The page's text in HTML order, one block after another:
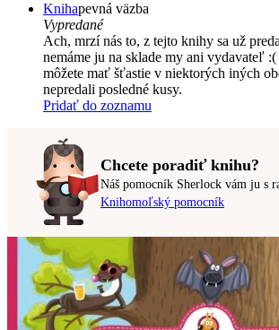
Knihapevná väzba
Vypredané
Ach, mrzí nás to, z tejto knihy sa už
nemáme ju na sklade my ani vydavateľ
môžete mať šťastie v niektorých iných
nepredali posledné kusy.
Pridať do zoznamu
Chcete poradiť knihu?
Náš pomocník Sherlock vám ju s
Knihomoľský pomocník